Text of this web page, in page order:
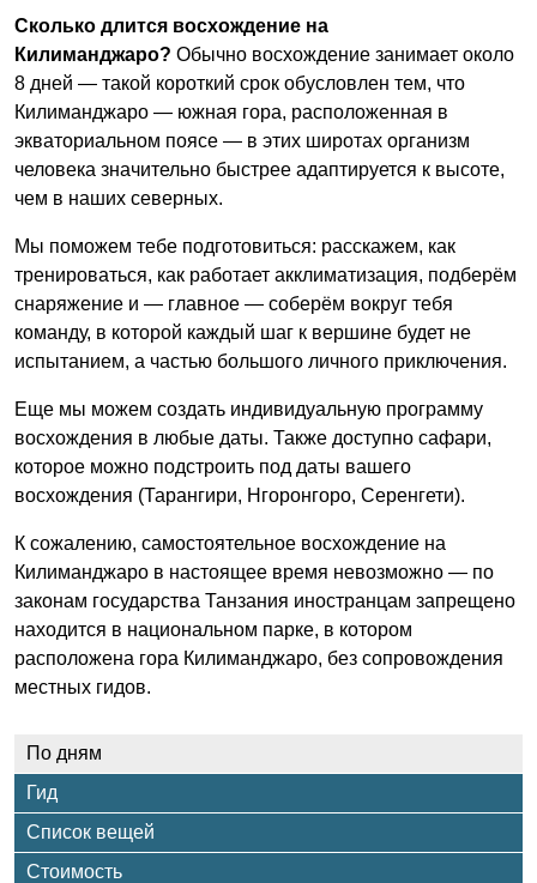
Сколько длится восхождение на
Килиманджаро? Обычно восхождение занимает около
8 дней — такой короткий срок обусловлен тем, что
Килиманджаро — южная гора, расположенная в
экваториальном поясе — в этих широтах организм
человека значительно быстрее адаптируется к высоте,
чем в наших северных.
Мы поможем тебе подготовиться: расскажем, как
тренироваться, как работает акклиматизация, подберём
снаряжение и — главное — соберём вокруг тебя
команду, в которой каждый шаг к вершине будет не
испытанием, а частью большого личного приключения.
Еще мы можем создать индивидуальную программу
восхождения в любые даты. Также доступно сафари,
которое можно подстроить под даты вашего
восхождения (Тарангири, Нгоронгоро, Серенгети).
К сожалению, самостоятельное восхождение на
Килиманджаро в настоящее время невозможно — по
законам государства Танзания иностранцам запрещено
находится в национальном парке, в котором
расположена гора Килиманджаро, без сопровождения
местных гидов.
По дням
Гид
Список вещей
Стоимость